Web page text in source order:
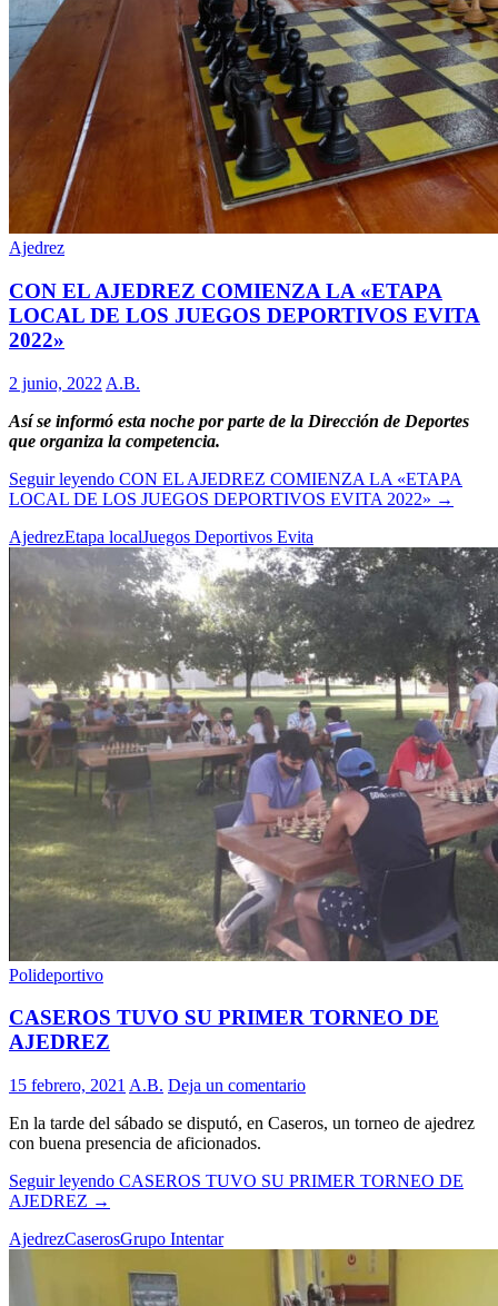
Ajedrez
CON EL AJEDREZ COMIENZA LA «ETAPA
LOCAL DE LOS JUEGOS DEPORTIVOS EVITA
2022»
2 junio, 2022 A.B.
Así se informó esta noche por parte de la Dirección de Deportes
que organiza la competencia.
Seguir leyendo CON EL AJEDREZ COMIENZA LA «ETAPA
LOCAL DE LOS JUEGOS DEPORTIVOS EVITA 2022» →
AjedrezEtapa localJuegos Deportivos Evita
Polideportivo
CASEROS TUVO SU PRIMER TORNEO DE
AJEDREZ
15 febrero, 2021 A.B. Deja un comentario
En la tarde del sábado se disputó, en Caseros, un torneo de ajedrez
con buena presencia de aficionados.
Seguir leyendo CASEROS TUVO SU PRIMER TORNEO DE
AJEDREZ →
AjedrezCaserosGrupo Intentar